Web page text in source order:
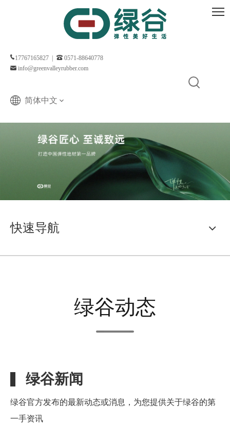
17767165827 |
0571-88640778
info@greenvalleyrubber.com
简体中文
快速导航
绿谷动态
绿谷新闻
绿谷官方发布的最新动态或消息，为您提供关于绿谷的第
一手资讯